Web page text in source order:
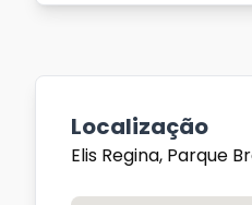
Localização
Elis Regina, Parque